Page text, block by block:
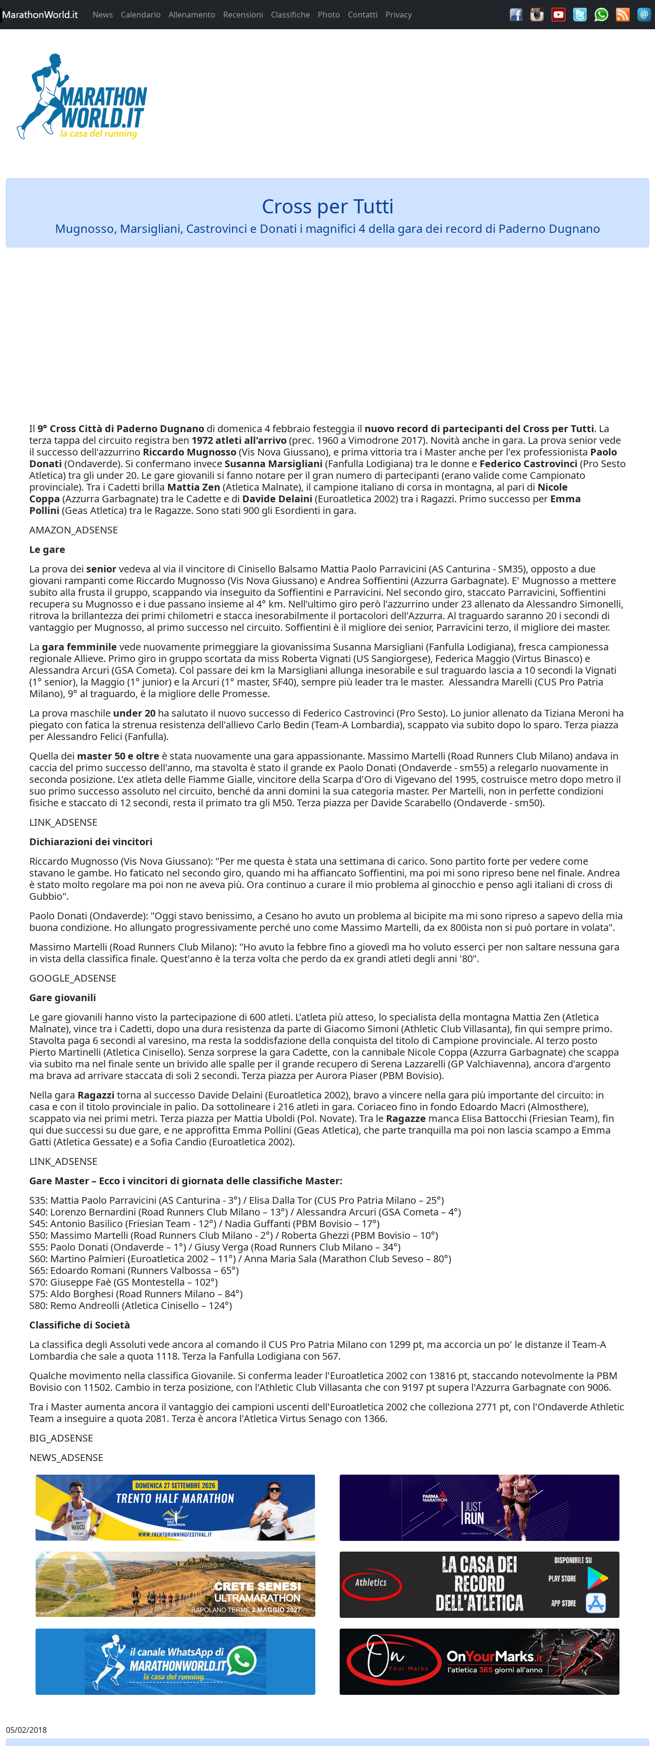
News Calendario Allenamento Recensioni Classifiche Photo Contatti Privacy
Cross per Tutti
Mugnosso, Marsigliani, Castrovinci e Donati i magnifici 4 della gara dei record di Paderno Dugnano
Il 9° Cross Città di Paderno Dugnano di domenica 4 febbraio festeggia il nuovo record di partecipanti del Cross per Tutti. La
terza tappa del circuito registra ben 1972 atleti all'arrivo(prec. 1960 a Vimodrone 2017). Novità anche in gara. La prova senior vede
il successo dell'azzurrino Riccardo Mugnosso(Vis Nova Giussano), e prima vittoria tra i Master anche per l'ex professionista Paolo
Donati (Ondaverde). Si confermano invece Susanna Marsigliani (Fanfulla Lodigiana) tra le donne e Federico Castrovinci (Pro Sesto
Atletica) tra gli under 20. Le gare giovanili si fanno notare per il gran numero di partecipanti (erano valide come Campionato
provinciale). Tra i Cadetti brilla Mattia Zen (Atletica Malnate), il campione italiano di corsa in montagna, al pari di Nicole
Coppa (Azzurra Garbagnate) tra le Cadette e di Davide Delaini (Euroatletica 2002) tra i Ragazzi. Primo successo per Emma
Pollini (Geas Atletica) tra le Ragazze. Sono stati 900 gli Esordienti in gara.
AMAZON_ADSENSE
Le gare
La prova dei seniorvedeva al via il vincitore di Cinisello Balsamo Mattia Paolo Parravicini (AS Canturina - SM35), opposto a due
giovani rampanti come Riccardo Mugnosso (Vis Nova Giussano) e Andrea Soffientini (Azzurra Garbagnate). E' Mugnosso a mettere
subito alla frusta il gruppo, scappando via inseguito da Soffientini e Parravicini. Nel secondo giro, staccato Parravicini, Soffientini
recupera su Mugnosso e i due passano insieme al 4° km. Nell'ultimo giro però l'azzurrino under 23 allenato da Alessandro Simonelli,
ritrova la brillantezza dei primi chilometri e stacca inesorabilmente il portacolori dell'Azzurra. Al traguardo saranno 20 i secondi di
vantaggio per Mugnosso, al primo successo nel circuito. Soffientini è il migliore dei senior, Parravicini terzo, il migliore dei master.
La gara femminile vede nuovamente primeggiare la giovanissima Susanna Marsigliani (Fanfulla Lodigiana), fresca campionessa
regionale Allieve. Primo giro in gruppo scortata da miss Roberta Vignati (US Sangiorgese), Federica Maggio (Virtus Binasco) e
Alessandra Arcuri (GSA Cometa). Col passare dei km la Marsigliani allunga inesorabile e sul traguardo lascia a 10 secondi la Vignati
(1° senior), la Maggio (1° junior) e la Arcuri (1° master, SF40), sempre più leader tra le master. Alessandra Marelli (CUS Pro Patria
Milano), 9° al traguardo, è la migliore delle Promesse.
La prova maschile under 20 ha salutato il nuovo successo di Federico Castrovinci (Pro Sesto). Lo junior allenato da Tiziana Meroni ha
piegato con fatica la strenua resistenza dell'allievo Carlo Bedin (Team-A Lombardia), scappato via subito dopo lo sparo. Terza piazza
per Alessandro Felici (Fanfulla).
Quella dei master 50 e oltre è stata nuovamente una gara appassionante. Massimo Martelli (Road Runners Club Milano) andava in
caccia del primo successo dell'anno, ma stavolta è stato il grande ex Paolo Donati (Ondaverde - sm55) a relegarlo nuovamente in
seconda posizione. L'ex atleta delle Fiamme Gialle, vincitore della Scarpa d'Oro di Vigevano del 1995, costruisce metro dopo metro il
suo primo successo assoluto nel circuito, benché da anni domini la sua categoria master. Per Martelli, non in perfette condizioni
fisiche e staccato di 12 secondi, resta il primato tra gli M50. Terza piazza per Davide Scarabello (Ondaverde - sm50).
LINK_ADSENSE
Dichiarazioni dei vincitori
Riccardo Mugnosso (Vis Nova Giussano): "Per me questa è stata una settimana di carico. Sono partito forte per vedere come
stavano le gambe. Ho faticato nel secondo giro, quando mi ha affiancato Soffientini, ma poi mi sono ripreso bene nel finale. Andrea
è stato molto regolare ma poi non ne aveva più. Ora continuo a curare il mio problema al ginocchio e penso agli italiani di cross di
Gubbio".
Paolo Donati (Ondaverde): "Oggi stavo benissimo, a Cesano ho avuto un problema al bicipite ma mi sono ripreso a sapevo della mia
buona condizione. Ho allungato progressivamente perché uno come Massimo Martelli, da ex 800ista non si può portare in volata".
Massimo Martelli (Road Runners Club Milano): "Ho avuto la febbre fino a giovedì ma ho voluto esserci per non saltare nessuna gara
in vista della classifica finale. Quest'anno è la terza volta che perdo da ex grandi atleti degli anni '80".
GOOGLE_ADSENSE
Gare giovanili
Le gare giovanili hanno visto la partecipazione di 600 atleti. L'atleta più atteso, lo specialista della montagna Mattia Zen (Atletica
Malnate), vince tra i Cadetti, dopo una dura resistenza da parte di Giacomo Simoni (Athletic Club Villasanta), fin qui sempre primo.
Stavolta paga 6 secondi al varesino, ma resta la soddisfazione della conquista del titolo di Campione provinciale. Al terzo posto
Pierto Martinelli (Atletica Cinisello). Senza sorprese la gara Cadette, con la cannibale Nicole Coppa (Azzurra Garbagnate) che scappa
via subito ma nel finale sente un brivido alle spalle per il grande recupero di Serena Lazzarelli (GP Valchiavenna), ancora d'argento
ma brava ad arrivare staccata di soli 2 secondi. Terza piazza per Aurora Piaser (PBM Bovisio).
Nella gara Ragazzi torna al successo Davide Delaini (Euroatletica 2002), bravo a vincere nella gara più importante del circuito: in
casa e con il titolo provinciale in palio. Da sottolineare i 216 atleti in gara. Coriaceo fino in fondo Edoardo Macri (Almosthere),
scappato via nei primi metri. Terza piazza per Mattia Uboldi (Pol. Novate). Tra le Ragazze manca Elisa Battocchi (Friesian Team), fin
qui due successi su due gare, e ne approfitta Emma Pollini (Geas Atletica), che parte tranquilla ma poi non lascia scampo a Emma
Gatti (Atletica Gessate) e a Sofia Candio (Euroatletica 2002).
LINK_ADSENSE
Gare Master– Ecco i vincitori di giornata delle classifiche Master:
S35: Mattia Paolo Parravicini (AS Canturina - 3°) / Elisa Dalla Tor (CUS Pro Patria Milano – 25°)
S40: Lorenzo Bernardini (Road Runners Club Milano – 13°) / Alessandra Arcuri (GSA Cometa – 4°)
S45: Antonio Basilico (Friesian Team - 12°) / Nadia Guffanti (PBM Bovisio – 17°)
S50: Massimo Martelli (Road Runners Club Milano - 2°) / Roberta Ghezzi (PBM Bovisio – 10°)
S55: Paolo Donati (Ondaverde – 1°) / Giusy Verga (Road Runners Club Milano – 34°)
S60: Martino Palmieri (Euroatletica 2002 – 11°) / Anna Maria Sala (Marathon Club Seveso – 80°)
S65: Edoardo Romani (Runners Valbossa – 65°)
S70: Giuseppe Faè (GS Montestella – 102°)
S75: Aldo Borghesi (Road Runners Milano – 84°)
S80: Remo Andreolli (Atletica Cinisello – 124°)
Classifiche di Società
La classifica degli Assoluti vede ancora al comando il CUS Pro Patria Milano con 1299 pt, ma accorcia un po' le distanze il Team-A
Lombardia che sale a quota 1118. Terza la Fanfulla Lodigiana con 567.
Qualche movimento nella classifica Giovanile. Si conferma leader l'Euroatletica 2002 con 13816 pt, staccando notevolmente la PBM
Bovisio con 11502. Cambio in terza posizione, con l'Athletic Club Villasanta che con 9197 pt supera l'Azzurra Garbagnate con 9006.
Tra i Master aumenta ancora il vantaggio dei campioni uscenti dell'Euroatletica 2002 che colleziona 2771 pt, con l'Ondaverde Athletic
Team a inseguire a quota 2081. Terza è ancora l'Atletica Virtus Senago con 1366.
BIG_ADSENSE
NEWS_ADSENSE
05/02/2018